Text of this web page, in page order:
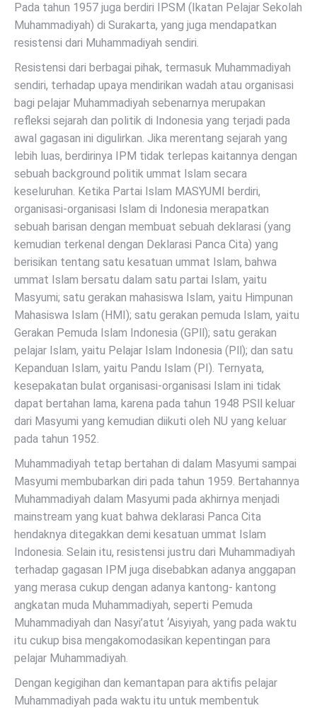
Pada tahun 1957 juga berdiri IPSM (Ikatan Pelajar Sekolah
Muhammadiyah) di Surakarta, yang juga mendapatkan
resistensi dari Muhammadiyah sendiri.
Resistensi dari berbagai pihak, termasuk Muhammadiyah
sendiri, terhadap upaya mendirikan wadah atau organisasi
bagi pelajar Muhammadiyah sebenarnya merupakan
refleksi sejarah dan politik di Indonesia yang terjadi pada
awal gagasan ini digulirkan. Jika merentang sejarah yang
lebih luas, berdirinya IPM tidak terlepas kaitannya dengan
sebuah background politik ummat Islam secara
keseluruhan. Ketika Partai Islam MASYUMI berdiri,
organisasi-organisasi Islam di Indonesia merapatkan
sebuah barisan dengan membuat sebuah deklarasi (yang
kemudian terkenal dengan Deklarasi Panca Cita) yang
berisikan tentang satu kesatuan ummat Islam, bahwa
ummat Islam bersatu dalam satu partai Islam, yaitu
Masyumi; satu gerakan mahasiswa Islam, yaitu Himpunan
Mahasiswa Islam (HMI); satu gerakan pemuda Islam, yaitu
Gerakan Pemuda Islam Indonesia (GPll); satu gerakan
pelajar Islam, yaitu Pelajar Islam Indonesia (Pll); dan satu
Kepanduan Islam, yaitu Pandu Islam (PI). Ternyata,
kesepakatan bulat organisasi-organisasi Islam ini tidak
dapat bertahan lama, karena pada tahun 1948 PSll keluar
dari Masyumi yang kemudian diikuti oleh NU yang keluar
pada tahun 1952.
Muhammadiyah tetap bertahan di dalam Masyumi sampai
Masyumi membubarkan diri pada tahun 1959. Bertahannya
Muhammadiyah dalam Masyumi pada akhirnya menjadi
mainstream yang kuat bahwa deklarasi Panca Cita
hendaknya ditegakkan demi kesatuan ummat Islam
Indonesia. Selain itu, resistensi justru dari Muhammadiyah
terhadap gagasan IPM juga disebabkan adanya anggapan
yang merasa cukup dengan adanya kantong- kantong
angkatan muda Muhammadiyah, seperti Pemuda
Muhammadiyah dan Nasyi’atut ‘Aisyiyah, yang pada waktu
itu cukup bisa mengakomodasikan kepentingan para
pelajar Muhammadiyah.
Dengan kegigihan dan kemantapan para aktifis pelajar
Muhammadiyah pada waktu itu untuk membentuk